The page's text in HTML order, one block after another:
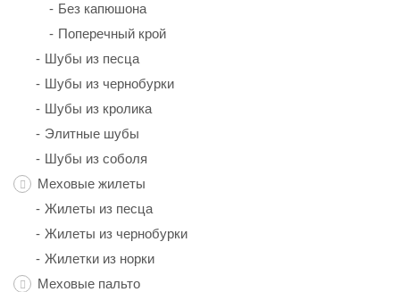
Без капюшона
Поперечный крой
Шубы из песца
Шубы из чернобурки
Шубы из кролика
Элитные шубы
Шубы из соболя
Меховые жилеты
Жилеты из песца
Жилеты из чернобурки
Жилетки из норки
Меховые пальто